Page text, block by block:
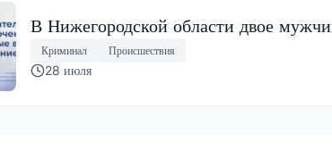
В Нижегородской области двое
Криминал Происшествия
28 июля